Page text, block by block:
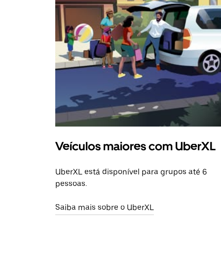
Veículos maiores com UberXL
UberXL está disponível para grupos até 6
pessoas.
Saiba mais sobre o UberXL